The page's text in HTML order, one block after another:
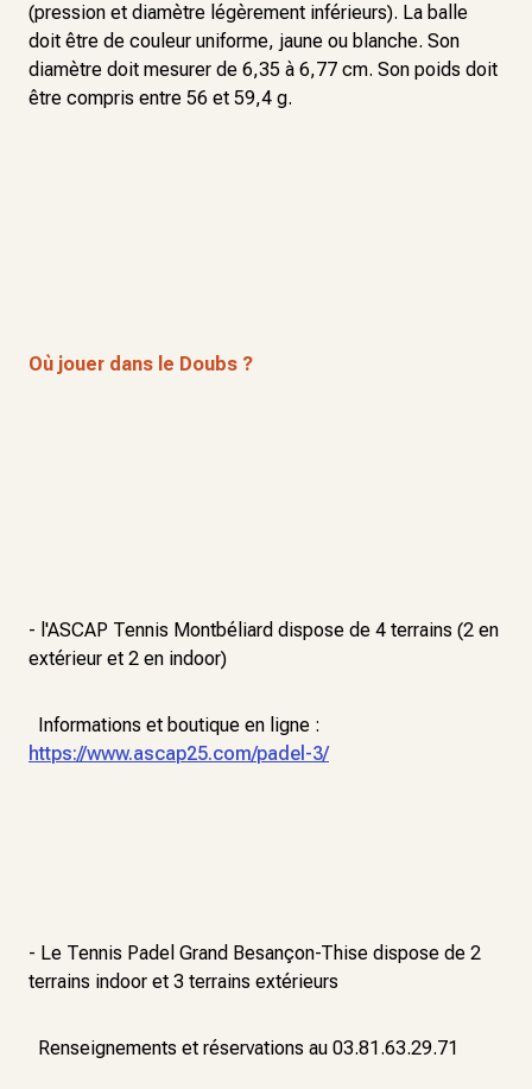
(pression et diamètre légèrement inférieurs). La balle
doit être de couleur uniforme, jaune ou blanche. Son
diamètre doit mesurer de 6,35 à 6,77 cm. Son poids doit
être compris entre 56 et 59,4 g.
Où jouer dans le Doubs ?
- l'ASCAP Tennis Montbéliard dispose de 4 terrains (2 en
extérieur et 2 en indoor)
Informations et boutique en ligne :
https://www.ascap25.com/padel-3/
- Le Tennis Padel Grand Besançon-Thise dispose de 2
terrains indoor et 3 terrains extérieurs
Renseignements et réservations au 03.81.63.29.71